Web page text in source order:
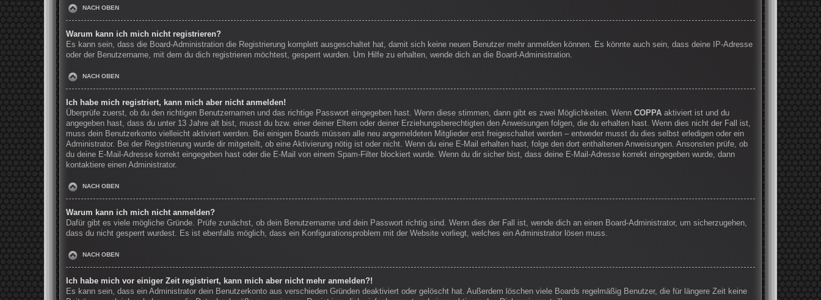
NACH OBEN
Warum kann ich mich nicht registrieren?
Es kann sein, dass die Board-Administration die Registrierung komplett ausgeschaltet hat, damit sich keine neuen Benutzer mehr anmelden können. Es könnte auch sein, dass deine IP-Adresse
oder der Benutzername, mit dem du dich registrieren möchtest, gesperrt wurden. Um Hilfe zu erhalten, wende dich an die Board-Administration.
NACH OBEN
Ich habe mich registriert, kann mich aber nicht anmelden!
Überprüfe zuerst, ob du den richtigen Benutzernamen und das richtige Passwort eingegeben hast. Wenn diese stimmen, dann gibt es zwei Möglichkeiten. Wenn COPPA aktiviert ist und du
angegeben hast, dass du unter 13 Jahre alt bist, musst du bzw. einer deiner Eltern oder deiner Erziehungsberechtigten den Anweisungen folgen, die du erhalten hast. Wenn dies nicht der Fall ist,
muss dein Benutzerkonto vielleicht aktiviert werden. Bei einigen Boards müssen alle neu angemeldeten Mitglieder erst freigeschaltet werden – entweder musst du dies selbst erledigen oder ein
Administrator. Bei der Registrierung wurde dir mitgeteilt, ob eine Aktivierung nötig ist oder nicht. Wenn du eine E-Mail erhalten hast, folge den dort enthaltenen Anweisungen. Ansonsten prüfe, ob
du deine E-Mail-Adresse korrekt eingegeben hast oder die E-Mail von einem Spam-Filter blockiert wurde. Wenn du dir sicher bist, dass deine E-Mail-Adresse korrekt eingegeben wurde, dann
kontaktiere einen Administrator.
NACH OBEN
Warum kann ich mich nicht anmelden?
Dafür gibt es viele mögliche Gründe. Prüfe zunächst, ob dein Benutzername und dein Passwort richtig sind. Wenn dies der Fall ist, wende dich an einen Board-Administrator, um sicherzugehen,
dass du nicht gesperrt wurdest. Es ist ebenfalls möglich, dass ein Konfigurationsproblem mit der Website vorliegt, welches ein Administrator lösen muss.
NACH OBEN
Ich habe mich vor einiger Zeit registriert, kann mich aber nicht mehr anmelden?!
Es kann sein, dass ein Administrator dein Benutzerkonto aus verschieden Gründen deaktiviert oder gelöscht hat. Außerdem löschen viele Boards regelmäßig Benutzer, die für längere Zeit keine